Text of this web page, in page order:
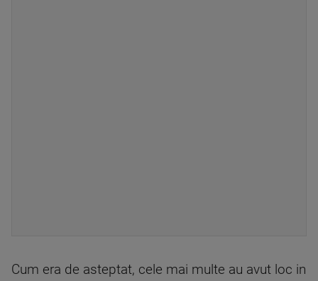
Cum era de asteptat, cele mai multe au avut loc in